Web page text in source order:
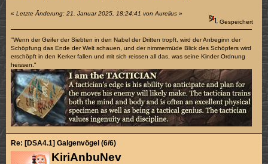
«Letzte Änderung: 21. Januar 2025, 18:24:41 von Aurelius »
Gespeichert
"Wenn der Geifer der Siebten in den Nabel der Dritten tropft, wird der Anbeginn der
Schöpfung das Ende der Welt schauen, und der nimmermüde Blick des Schöpfers wird
erschöpft in den Kerker fallen und mit sich reissen all das, was seine Kinder Ordnung
heissen."
KiriAnbuNev
Re: [DSA4.1] Galgenvögel (6/6)